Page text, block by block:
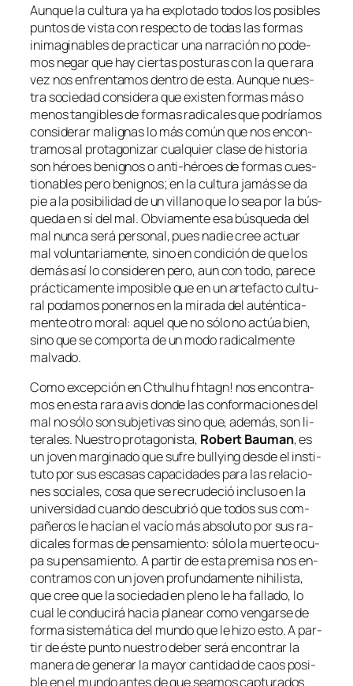
Aunque la cul­tu­ra ya ha ex­plo­ta­do to­dos los po­si­bles
pun­tos de vis­ta con res­pec­to de to­das las for­mas
inima­gi­na­bles de prac­ti­car una na­rra­ción no po­de­
mos ne­gar que hay cier­tas pos­tu­ras con la que ra­ra
vez nos en­fren­ta­mos den­tro de es­ta. Aunque nues­
tra so­cie­dad con­si­de­ra que exis­ten for­mas más o
me­nos tan­gi­bles de for­mas ra­di­ca­les que po­dría­mos
con­si­de­rar ma­lig­nas lo más co­mún que nos en­con­
tra­mos al pro­ta­go­ni­zar cual­quier cla­se de his­to­ria
son hé­roes be­nig­nos o anti-héroes de for­mas cues­
tio­na­bles pe­ro be­nig­nos; en la cul­tu­ra ja­más se da
pie a la po­si­bi­li­dad de un vi­llano que lo seapor la bús­
que­da en sí del mal. Obviamente esa bús­que­da del
mal nun­ca se­rá per­so­nal, pues na­die cree ac­tuar
mal vo­lun­ta­ria­men­te, sino en con­di­ción de que los
de­más así lo con­si­de­ren pe­ro, aun con to­do, pa­re­ce
prác­ti­ca­men­te im­po­si­ble que en un ar­te­fac­to cul­tu­
ral po­da­mos po­ner­nos en la mi­ra­da del au­tén­ti­ca­
men­te otro mo­ral: aquel que no só­lo no ac­túa bien,
sino que se com­por­ta de un mo­dora­di­cal­men­te
mal­va­do.
Como ex­cep­ción enCthulhu fh­tagn! nos en­con­tra­
mos en es­ta ra­ra avisdon­de las con­for­ma­cio­nes del
mal no só­lo son sub­je­ti­vas sino que, ade­más, son li­
te­ra­les. Nuestro pro­ta­go­nis­ta, Robert Bauman, es
un jo­ven mar­gi­na­do que su­frebull­yingdes­de el ins­ti­
tu­to por sus es­ca­sas ca­pa­ci­da­des pa­ra las re­la­cio­
nes so­cia­les, co­sa que se re­cru­de­ció in­clu­so en la
uni­ver­si­dad cuan­do des­cu­brió que to­dos sus com­
pa­ñe­ros le ha­cían el va­cío más ab­so­lu­to por sus ra­
di­ca­les for­mas de pen­sa­mien­to: só­lo la muer­te ocu­
pa su pen­sa­mien­to. A par­tir de es­ta pre­mi­sa nos en­
con­tra­mos con un jo­ven pro­fun­da­men­te nihi­lis­ta,
que cree que la so­cie­dad en pleno le ha fa­lla­do, lo
cual le con­du­ci­rá ha­cia pla­near co­mo ven­gar­se de
for­ma sis­te­má­ti­ca del mun­do que le hi­zo es­to. A par­
tir de és­te pun­to nues­tro de­ber se­rá en­con­trar la
ma­ne­ra de ge­ne­rar la ma­yor can­ti­dad de caos po­si­
ble en el mun­do an­tes de que sea­mos cap­tu­ra­dos